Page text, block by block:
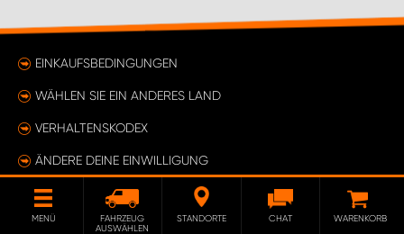
EINKAUFSBEDINGUNGEN
WÄHLEN SIE EIN ANDERES LAND
VERHALTENSKODEX
ÄNDERE DEINE EINWILLIGUNG
MENÜ
FAHRZEUG
AUSWÄHLEN
STANDORTE CHAT WARENKORB